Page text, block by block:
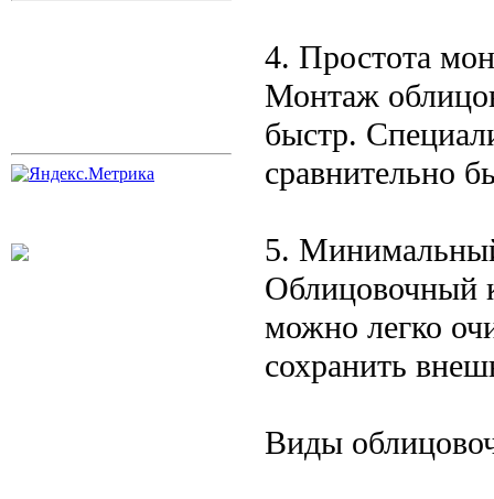
4. Простота
Монтаж
быстр.
сравнительно
5.
Облицовочный
можно легко
сохранить
Виды